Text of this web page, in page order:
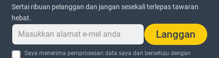
Sertai ribuan pelanggan dan jangan sesekali terlepas tawaran
hebat.
Langgan
Saya menerima pemprosesan data saya dan bersetuju dengan